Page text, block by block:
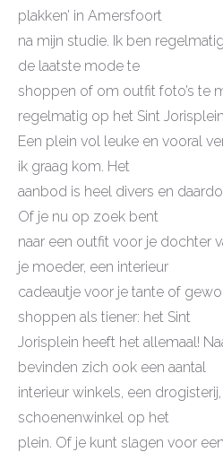
plakken’ in Amersfoort
na mijn studie. Ik ben
de laatste mode te
shoppen of om outfit foto’s te
regelmatig op het Sint
Een plein vol leuke en vooral
ik graag kom. Het
aanbod is heel divers en
Of je nu op zoek bent
naar een outfit voor je dochter
je moeder, een interieur
cadeautje voor je tante of
shoppen als tiener: het Sint
Jorisplein heeft het allemaal!
bevinden zich ook een aantal
interieur winkels, een
schoenenwinkel op het
plein. Of je kunt slagen voor